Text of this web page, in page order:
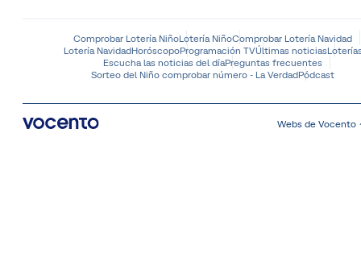
Comprobar Lotería NiñoLotería NiñoComprobar Lotería Navidad
Lotería NavidadHoróscopoProgramación TVÚltimas noticias
Escucha las noticias del díaPreguntas frecuentes
Sorteo del Niño comprobar número - La VerdadPódcast
Webs de Vocento